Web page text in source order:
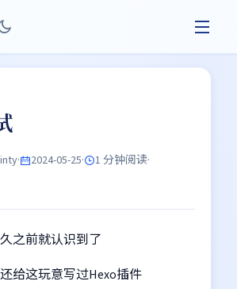
· 2024-05-25· 1 分钟阅读·
之前就认识到了
给这玩意写过Hexo插件